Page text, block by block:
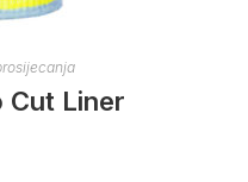
Cut Liner